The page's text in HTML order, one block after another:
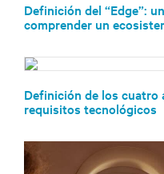
Definición del “Edge”:
comprender un
Definición de los cuatro
requisitos tecnológicos